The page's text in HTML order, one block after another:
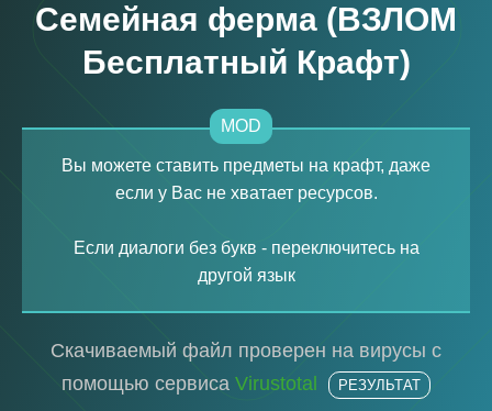
Семейная ферма (ВЗЛОМ
Бесплатный Крафт)
MOD
Вы можете ставить предметы на крафт, даже
если у Вас не хватает ресурсов.
Если диалоги без букв - переключитесь на
другой язык
Скачиваемый файл проверен на вирусы с
помощью сервиса Virustotal РЕЗУЛЬТАТ